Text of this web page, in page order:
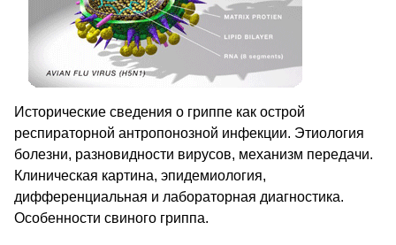
Исторические сведения о гриппе как острой
респираторной антропонозной инфекции. Этиология
болезни, разновидности вирусов, механизм передачи.
Клиническая картина, эпидемиология,
дифференциальная и лабораторная диагностика.
Особенности свиного гриппа.